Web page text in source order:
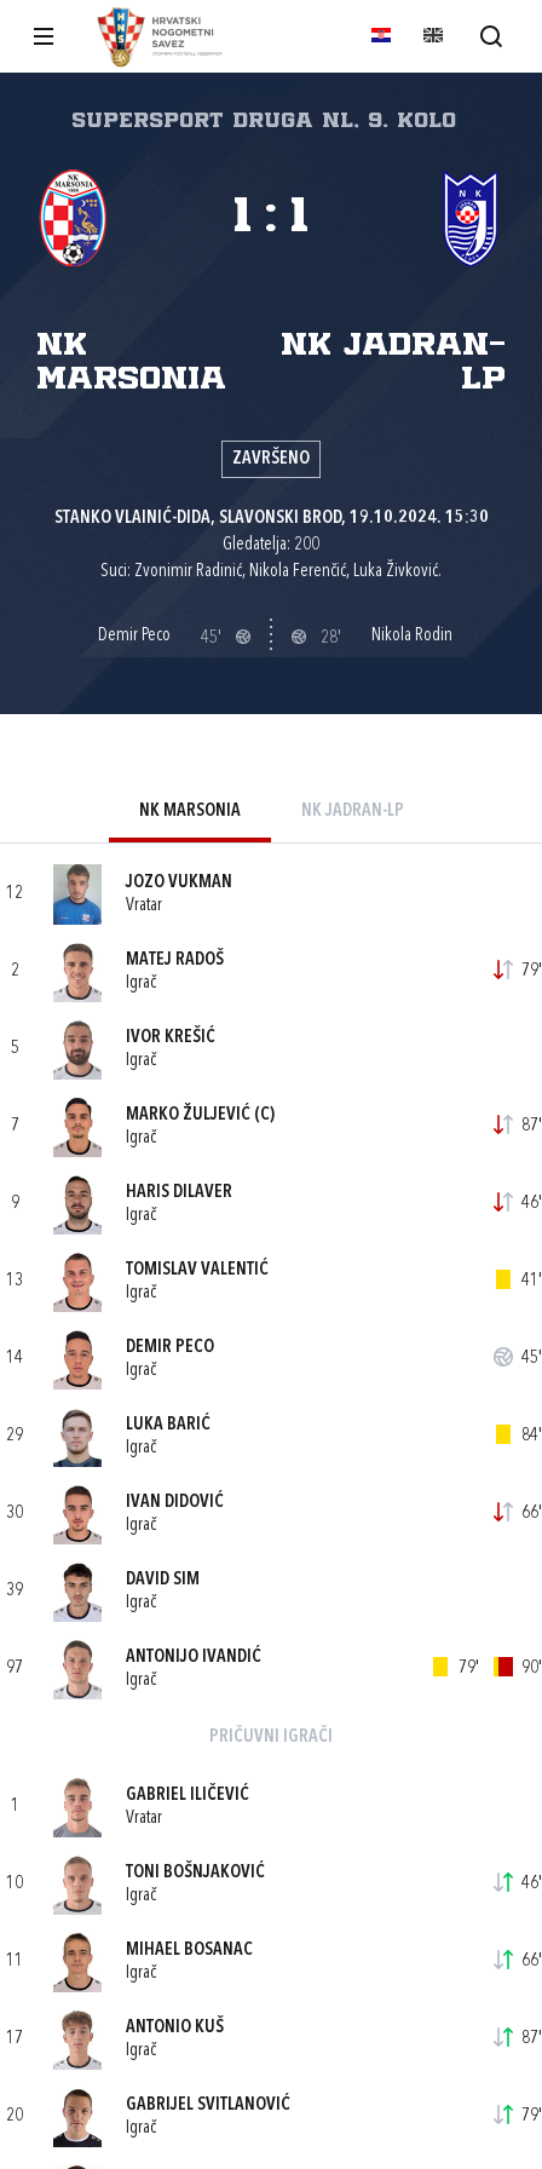
SuperSport Druga NL, 9. kolo
NK
Marsonia
NK Jadran-
LP
1 : 1
ZAVRŠENO
STANKO VLAINIĆ-DIDA, SLAVONSKI BROD, 19.10.2024. 15:30
Gledatelja: 200
Suci: Zvonimir Radinić, Nikola Ferenčić, Luka Živković.
Demir Peco 45' 28' Nikola Rodin
NK MARSONIA NK JADRAN-LP
12
JOZO VUKMAN
Vratar
2
MATEJ RADOŠ
Igrač
79'
5
IVOR KREŠIĆ
Igrač
7
MARKO ŽULJEVIĆ (C)
Igrač
87'
9
HARIS DILAVER
Igrač
46'
13
TOMISLAV VALENTIĆ
Igrač
41'
14
DEMIR PECO
Igrač
45'
29
LUKA BARIĆ
Igrač
84'
30
IVAN DIDOVIĆ
Igrač
66'
39
DAVID SIM
Igrač
97
ANTONIJO IVANDIĆ
Igrač
79' 90'
PRIČUVNI IGRAČI
1
GABRIEL ILIČEVIĆ
Vratar
10
TONI BOŠNJAKOVIĆ
Igrač
46'
11
MIHAEL BOSANAC
Igrač
66'
17
ANTONIO KUŠ
Igrač
87'
20
GABRIJEL SVITLANOVIĆ
Igrač
79'